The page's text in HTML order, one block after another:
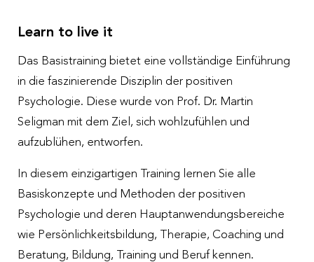
Learn to live it
Das Basistraining bietet eine vollständige Einführung
in die faszinierende Disziplin der positiven
Psychologie. Diese wurde von Prof. Dr. Martin
Seligman mit dem Ziel, sich wohlzufühlen und
aufzublühen, entworfen.
In diesem einzigartigen Training lernen Sie alle
Basiskonzepte und Methoden der positiven
Psychologie und deren Hauptanwendungsbereiche
wie Persönlichkeitsbildung, Therapie, Coaching und
Beratung, Bildung, Training und Beruf kennen.